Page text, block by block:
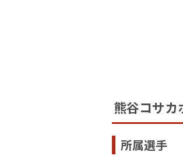
熊谷コサカ
所属選手